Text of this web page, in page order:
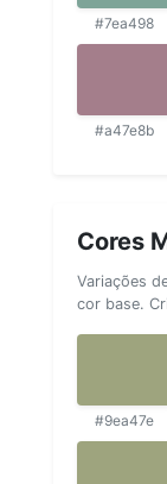
#7ea498
#a47e8b
Cores
Variações
cor base.
#9ea47e